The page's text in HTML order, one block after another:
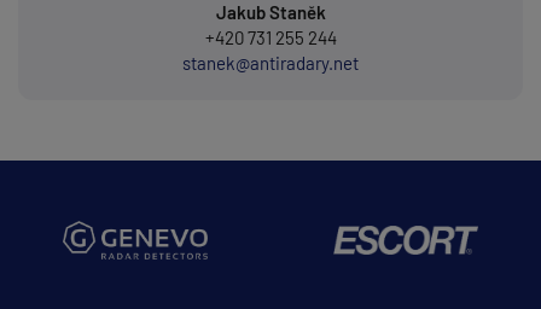
Jakub Staněk
+420 731 255 244
stanek@antiradary.net